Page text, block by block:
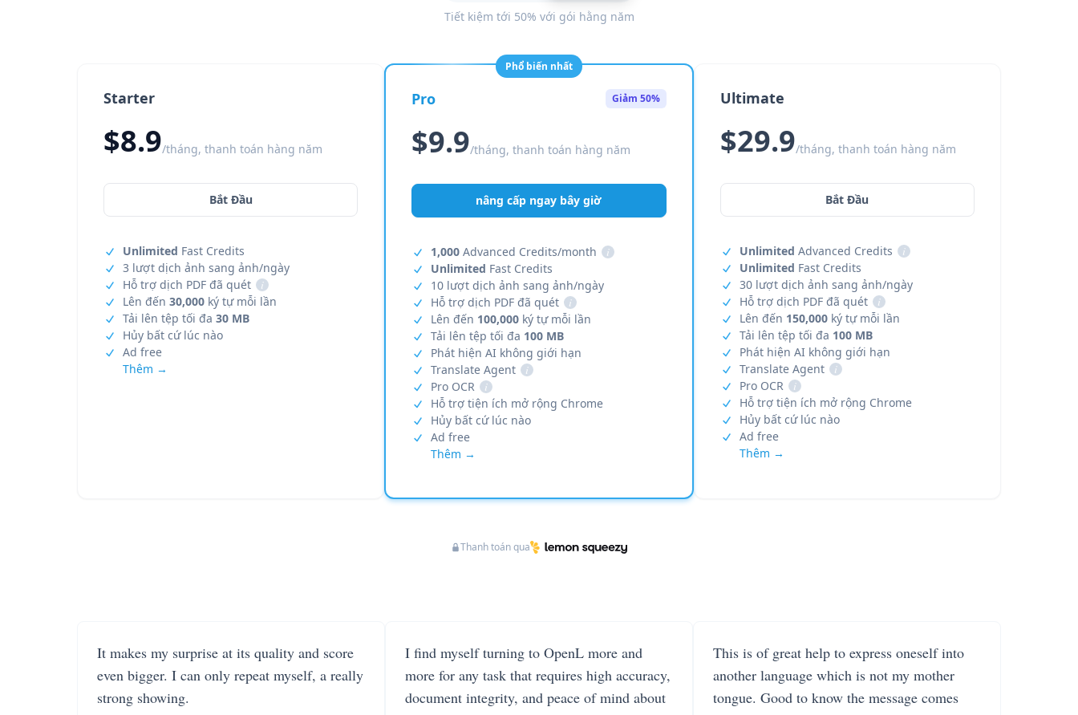
Tiết kiệm tới 50% với gói hằng năm
Starter
$8.9/tháng, thanh toán hàng năm
Bắt Đầu
Unlimited Fast Credits
3 lượt dịch ảnh sang ảnh/ngày
Hỗ trợ dịch PDF đã quét
i
Lên đến 30,000 ký tự mỗi lần
Tải lên tệp tối đa 30 MB
Hủy bất cứ lúc nào
Ad free
Thêm →
Phổ biến nhất
Pro Giảm 50%
$9.9/tháng, thanh toán hàng năm
nâng cấp ngay bây giờ
1,000 Advanced Credits/month
i
Unlimited Fast Credits
10 lượt dịch ảnh sang ảnh/ngày
Hỗ trợ dịch PDF đã quét
i
Lên đến 100,000 ký tự mỗi lần
Tải lên tệp tối đa 100 MB
Phát hiện AI không giới hạn
Translate Agent
i
Pro OCR
i
Hỗ trợ tiện ích mở rộng Chrome
Hủy bất cứ lúc nào
Ad free
Thêm →
Ultimate
$29.9/tháng, thanh toán hàng năm
Bắt Đầu
Unlimited Advanced Credits
i
Unlimited Fast Credits
30 lượt dịch ảnh sang ảnh/ngày
Hỗ trợ dịch PDF đã quét
i
Lên đến 150,000ký tự mỗi lần
Tải lên tệp tối đa 100 MB
Phát hiện AI không giới hạn
Translate Agent
i
Pro OCR
i
Hỗ trợ tiện ích mở rộng Chrome
Hủy bất cứ lúc nào
Ad free
Thêm →
Thanh toán qua
It makes my surprise at its quality and score
even bigger. I can only repeat myself, a really
strong showing.
I find myself turning to OpenL more and
more for any task that requires high accuracy,
document integrity, and peace of mind about
This is of great help to express oneself into
another language which is not my mother
tongue. Good to know the message comes